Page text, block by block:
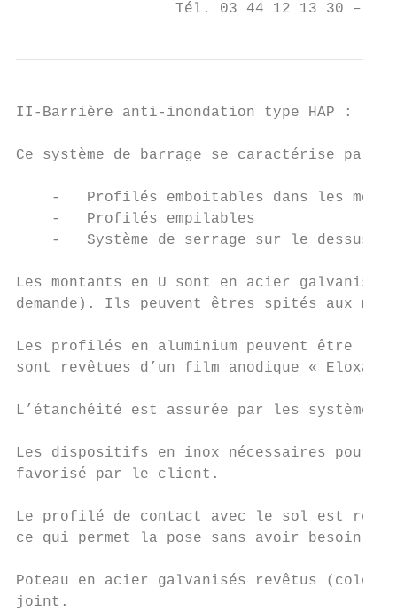
Tél. 03 44 12 13 30 –
II-Barrière anti-inondation type HAP :
Ce système de barrage se caractérise par
-   Profilés emboitables dans les
    -   Profilés empilables
-   Système de serrage sur le dessus
Les montants en U sont en acier
demande). Ils peuvent êtres spités aux
Les profilés en aluminium peuvent être
sont revêtues d’un film anodique «
L’étanchéité est assurée par les
Les dispositifs en inox nécessaires pour
favorisé par le client.
Le profilé de contact avec le sol est
ce qui permet la pose sans avoir besoin
Poteau en acier galvanisés revêtus (coloris
joint.